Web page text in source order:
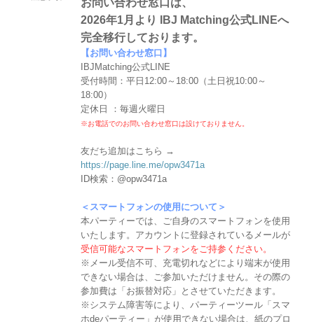
2026年1月より IBJ Matching公式LINEへ
完全移行しております。
【お問い合わせ窓口】
IBJMatching公式LINE
受付時間：平日12:00～18:00（土日祝10:00～
18:00）
定休日 ：毎週火曜日
※お電話でのお問い合わせ窓口は設けておりません。
友だち追加はこちら →
https://page.line.me/opw3471a
ID検索：@opw3471a
＜スマートフォンの使用について＞
本パーティーでは、ご自身のスマートフォンを使用
いたします。アカウントに登録されているメールが
受信可能なスマートフォンをご持参ください。
※メール受信不可、充電切れなどにより端末が使用
できない場合は、ご参加いただけません。その際の
参加費は「お振替対応」とさせていただきます。
※システム障害等により、パーティーツール「スマ
ホdeパーティー」が使用できない場合は、紙のプロ